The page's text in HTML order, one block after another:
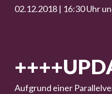
02.12.2018 | 16:30 Uhr
Aufgrund einer